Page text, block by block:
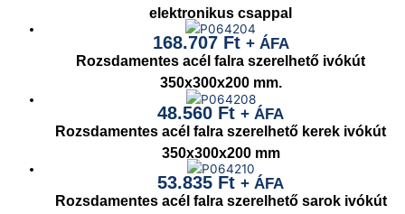
elektronikus csappal
168.707 Ft + ÁFA
Rozsdamentes acél falra szerelhető ivókút
350x300x200 mm.
48.560 Ft + ÁFA
Rozsdamentes acél falra szerelhető kerek ivókút
350x300x200 mm
53.835 Ft + ÁFA
Rozsdamentes acél falra szerelhető sarok ivókút